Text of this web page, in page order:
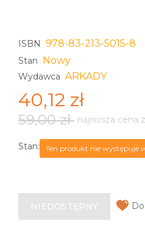
ISBN 978-83-213-5015-8
Stan Nowy
Wydawca ARKADY
40,12 zł
59,00 zł najniższa cena
Stan: Ten produkt nie występuje
NIEDOSTĘPNY